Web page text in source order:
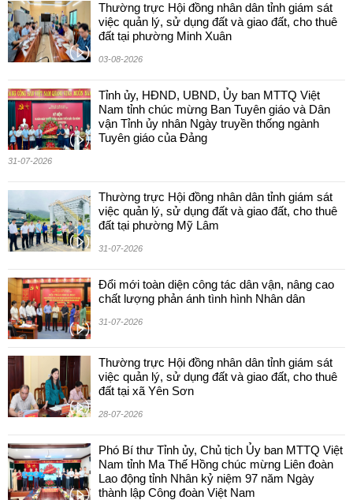
Thường trực Hội đồng nhân dân tỉnh giám sát
việc quản lý, sử dụng đất và giao đất, cho thuê
đất tại phường Minh Xuân
03-08-2026
Tỉnh ủy, HĐND, UBND, Ủy ban MTTQ Việt
Nam tỉnh chúc mừng Ban Tuyên giáo và Dân
vận Tỉnh ủy nhân Ngày truyền thống ngành
Tuyên giáo của Đảng
31-07-2026
Thường trực Hội đồng nhân dân tỉnh giám sát
việc quản lý, sử dụng đất và giao đất, cho thuê
đất tại phường Mỹ Lâm
31-07-2026
Đổi mới toàn diện công tác dân vận, nâng cao
chất lượng phản ánh tình hình Nhân dân
31-07-2026
Thường trực Hội đồng nhân dân tỉnh giám sát
việc quản lý, sử dụng đất và giao đất, cho thuê
đất tại xã Yên Sơn
28-07-2026
Phó Bí thư Tỉnh ủy, Chủ tịch Ủy ban MTTQ Việt
Nam tỉnh Ma Thế Hồng chúc mừng Liên đoàn
Lao động tỉnh Nhân kỷ niệm 97 năm Ngày
thành lập Công đoàn Việt Nam